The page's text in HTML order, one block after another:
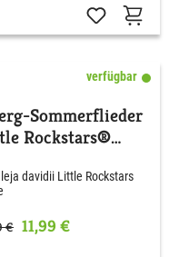
verfügbar
Sommerflieder
Rockstars®
davidii Little Rockstars
€ 11,99 €